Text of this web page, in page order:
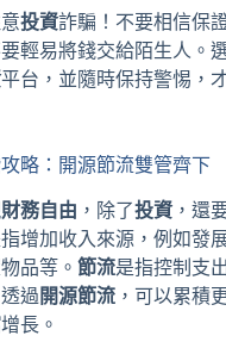
投資詐騙！不要相信保
輕易將錢交給陌生人。
平台，並隨時保持警惕，
略：開源節流雙管齊下
財務自由 ，除了投資 ，還
增加收入來源，例如發
品等。 節流是指控制支
過 開源節流 ，可以累積
增長。